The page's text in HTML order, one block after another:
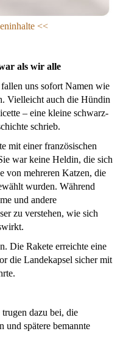
<<
als wir alle
uns sofort Namen wie
Vielleicht auch die Hündin
– eine kleine schwarz-
schrieb.
mit einer französischen
war keine Heldin, die sich
von mehreren Katzen, die
wurden. Während
und andere
zu verstehen, wie sich
Die Rakete erreichte eine
die Landekapsel sicher mit
dazu bei, die
spätere bemannte